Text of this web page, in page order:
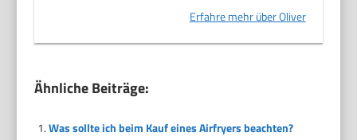
Erfahre mehr über Oliver
Ähnliche Beiträge:
Was sollte ich beim Kauf eines Airfryers beachten?